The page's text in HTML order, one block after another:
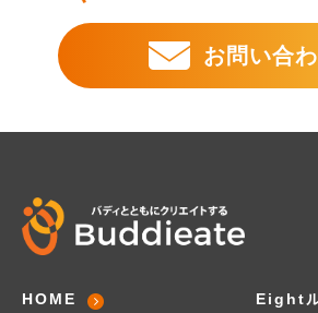
お問い合
HOME Eight